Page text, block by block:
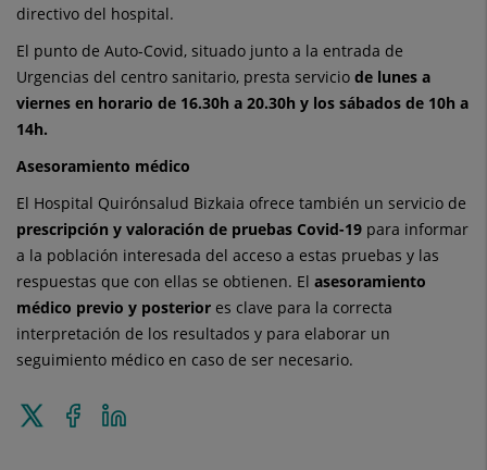
directivo del hospital.
El punto de Auto-Covid, situado junto a la entrada de
Urgencias del centro sanitario, presta servicio de lunes a
viernes en horario de 16.30h a 20.30h y los sábados de 10h a
14h.
Asesoramiento médico
El Hospital Quirónsalud Bizkaia ofrece también un servicio de
prescripción y valoración de pruebas Covid-19 para informar
a la población interesada del acceso a estas pruebas y las
respuestas que con ellas se obtienen. El asesoramiento
médico previo y posterior es clave para la correcta
interpretación de los resultados y para elaborar un
seguimiento médico en caso de ser necesario.
Enviar
Compartir
en